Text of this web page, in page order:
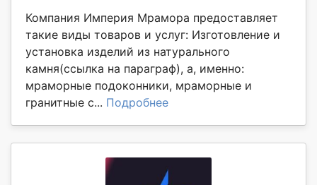
Компания Империя Мрамора предоставляет
такие виды товаров и услуг: Изготовление и
установка изделий из натурального
камня(ссылка на параграф), а, именно:
мраморные подоконники, мраморные и
гранитные с... Подробнее